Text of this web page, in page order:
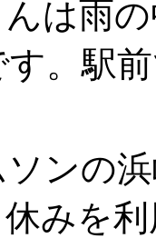
は雨
。駅
ンの
みを